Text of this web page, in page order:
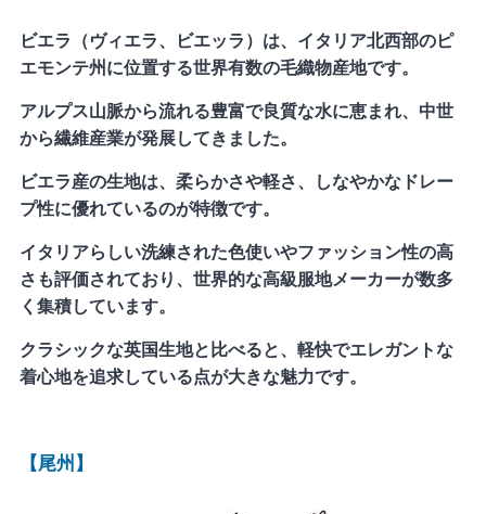
ビエラ（ヴィエラ、ビエッラ）は、イタリア北西部のピ
エモンテ州に位置する世界有数の毛織物産地です。
アルプス山脈から流れる豊富で良質な水に恵まれ、中世
から繊維産業が発展してきました。
ビエラ産の生地は、柔らかさや軽さ、しなやかなドレー
プ性に優れているのが特徴です。
イタリアらしい洗練された色使いやファッション性の高
さも評価されており、世界的な高級服地メーカーが数多
く集積しています。
クラシックな英国生地と比べると、軽快でエレガントな
着心地を追求している点が大きな魅力です。
【尾州】